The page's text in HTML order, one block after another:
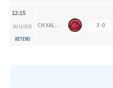
12:15
30/11/2025
BETERO
CH XALOC 1993 3 - 0